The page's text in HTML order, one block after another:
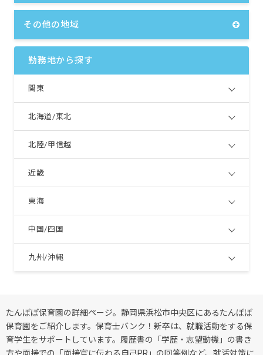
その他の地域
勤務地から探す
関東
北海道/東北
北陸/甲信越
近畿
東海
中国/四国
九州/沖縄
たんぽぽ保育園の詳細ページ。静岡県浜松市中央区にあるたんぽぽ
保育園をご紹介します。保育士バンク！新卒は、就職活動をする保
育学生をサポートしています。履歴書の「学歴・志望動機」の書き